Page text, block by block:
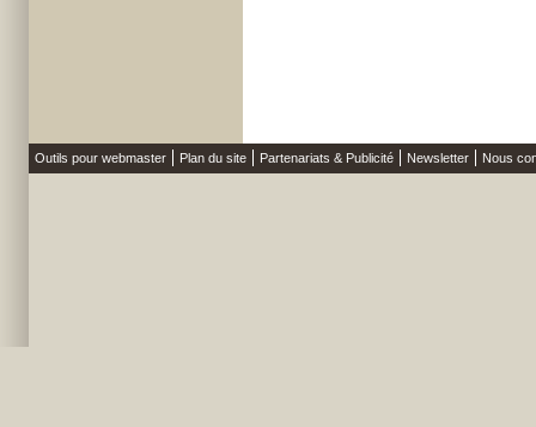
Outils pour webmaster Plan du site Partenariats & Publicité Newsletter Nous